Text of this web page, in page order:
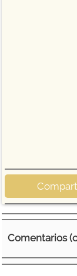
Comentarios